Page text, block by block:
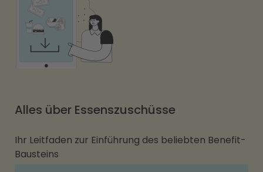
Alles über Essenszuschüsse
Ihr Leitfaden zur Einführung des beliebten Benefit-
Bausteins